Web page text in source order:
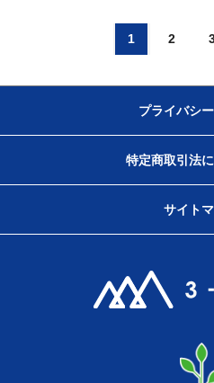
1 2
プライバシ
特定商取引法
サイト